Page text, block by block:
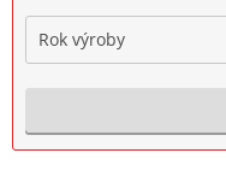
Rok výroby